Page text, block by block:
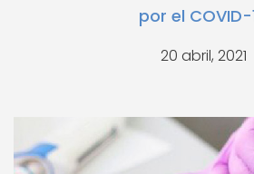
por el COVID-
20 abril, 2021